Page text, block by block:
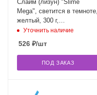
Слайм (лизун) "Slime
Mega", светится в темноте,
желтый, 300 г,
ВОЛШЕБНЫЙ МИР, S300-
Уточнить наличие
526 ₽/шт
ПОД ЗАКАЗ